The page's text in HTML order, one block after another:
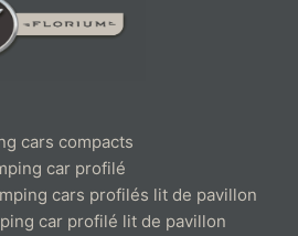
cars compacts
car profilé
cars profilés lit de pavillon
car profilé lit de pavillon